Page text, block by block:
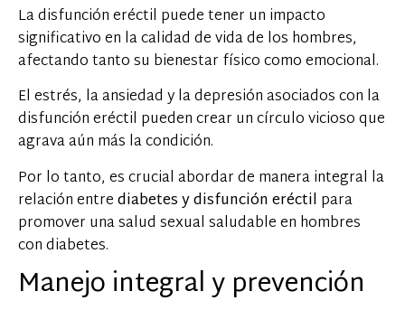
La disfunción eréctil puede tener un impacto
significativo en la calidad de vida de los hombres,
afectando tanto su bienestar físico como emocional.
El estrés, la ansiedad y la depresión asociados con la
disfunción eréctil pueden crear un círculo vicioso que
agrava aún más la condición.
Por lo tanto, es crucial abordar de manera integral la
relación entrediabetes y disfunción eréctil para
promover una salud sexual saludable en hombres
con diabetes.
Manejo integral y prevención